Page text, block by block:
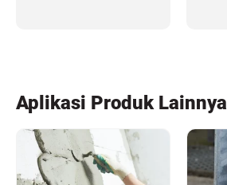
Aplikasi Produk Lainnya